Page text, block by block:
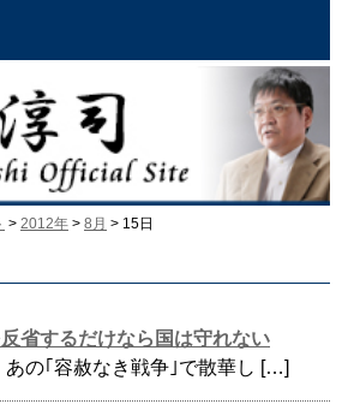
> 2012年 > 8月 > 15日
省するだけなら国は守れない
の｢容赦なき戦争｣で散華し […]